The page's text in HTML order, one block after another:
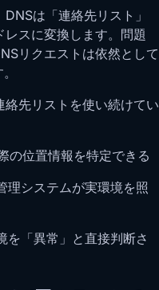
は「連絡先リスト」
スに変換します。問題
リクエストは依然として
先リストを使い続けてい
の位置情報を特定できる
システムが実環境を照
「異常」と直接判断さ